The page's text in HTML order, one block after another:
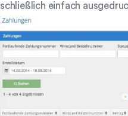
schließlich einfach